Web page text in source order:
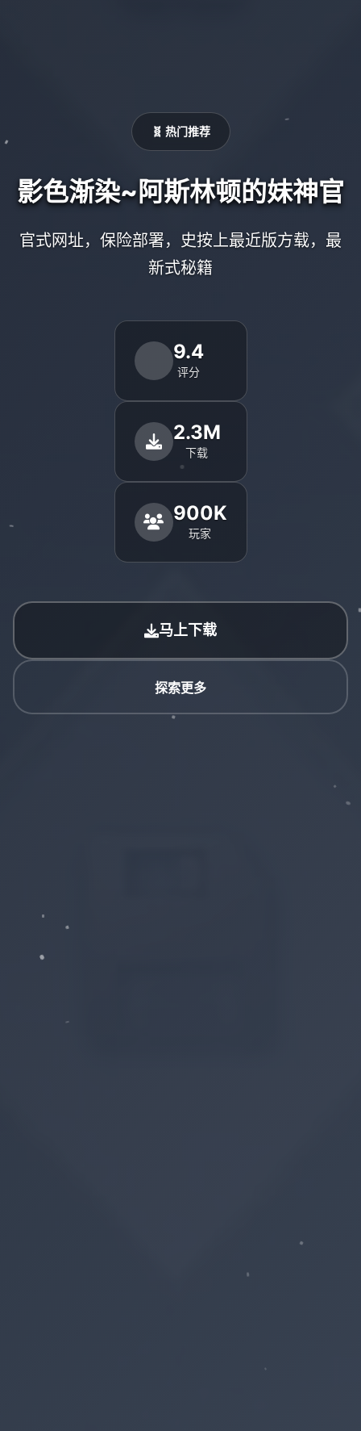
🧬 热门推荐
影色渐染~阿斯林顿的妹神官
官式网址，保险部署，史按上最近版方载，最
新式秘籍
9.4
评分
2.3M
下载
900K
玩家
马上下载
探索更多